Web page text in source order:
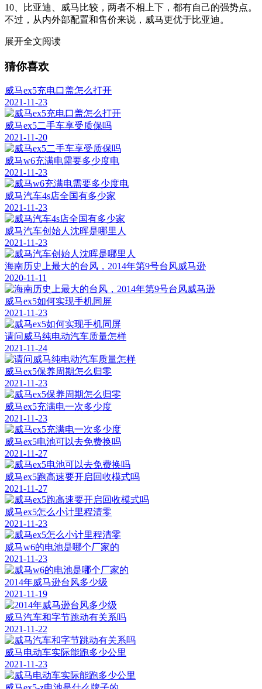
10、比亚迪、威马比较，两者不相上下，都有自己的强势点。
不过，从内外部配置和售价来说，威马更优于比亚迪。
展开全文阅读
猜你喜欢
威马ex5充电口盖怎么打开
2021-11-23
威马ex5二手车享受质保吗
2021-11-20
威马w6充满电需要多少度电
2021-11-23
威马汽车4s店全国有多少家
2021-11-23
威马汽车创始人沈晖是哪里人
2021-11-23
海南历史上最大的台风，2014年第9号台风威马逊
2020-11-11
威马ex5如何实现手机同屏
2021-11-23
请问威马纯电动汽车质量怎样
2021-11-24
威马ex5保养周期怎么归零
2021-11-23
威马ex5充满电一次多少度
2021-11-23
威马ex5电池可以去免费换吗
2021-11-27
威马ex5跑高速要开启回收模式吗
2021-11-27
威马ex5怎么小计里程清零
2021-11-23
威马w6的电池是哪个厂家的
2021-11-23
2014年威马逊台风多少级
2021-11-19
威马汽车和字节跳动有关系吗
2021-11-22
威马电动车实际能跑多少公里
2021-11-23